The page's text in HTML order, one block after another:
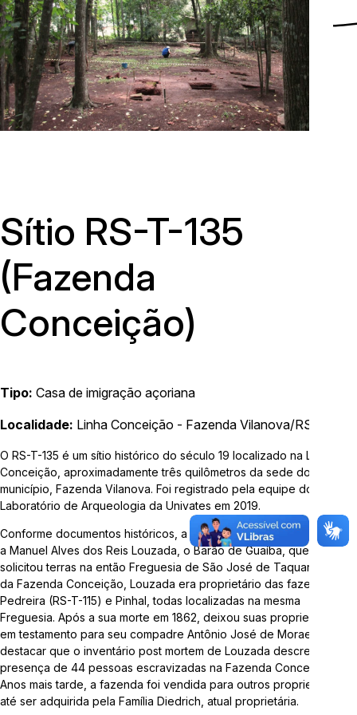
Menu
Sítio RS-T-135
(Fazenda
Conceição)
Tipo: Casa de imigração açoriana
Localidade: Linha Conceição - Fazenda Vilanova/RS
O RS-T-135 é um sítio histórico do século 19 localizado na Linha
Conceição, aproximadamente três quilômetros da sede do
município, Fazenda Vilanova. Foi registrado pela equipe do
Laboratório de Arqueologia da Univates em 2019.
Conforme documentos históricos, a Fazenda Conceição pertencia
a Manuel Alves dos Reis Louzada, o Barão de Guaíba, que em 1809
solicitou terras na então Freguesia de São José de Taquari. Além
da Fazenda Conceição, Louzada era proprietário das fazendas
Pedreira (RS-T-115) e Pinhal, todas localizadas na mesma
Freguesia. Após a sua morte em 1862, deixou suas propriedades
em testamento para seu compadre Antônio José de Moraes. Cabe
destacar que o inventário post mortem de Louzada descreve a
presença de 44 pessoas escravizadas na Fazenda Conceição.
Anos mais tarde, a fazenda foi vendida para outros proprietários
até ser adquirida pela Família Diedrich, atual proprietária.
Av. Avelino Talini, 171, bairro Universitário | Lajeado/RS, Brasil |
Prédio 8, Sala 101
E-mail:arqueologia@univates.br
Desenvolvido por
"Esta obra foi realizada com recursos da Lei Complementar
nº 195/2022, Lei Paulo Gustavo"